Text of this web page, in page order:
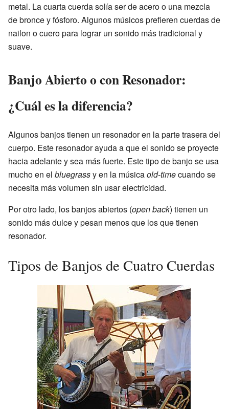
metal. La cuarta cuerda solía ser de acero o una mezcla
de bronce y fósforo. Algunos músicos prefieren cuerdas de
nailon o cuero para lograr un sonido más tradicional y
suave.
Banjo Abierto o con Resonador:
¿Cuál es la diferencia?
Algunos banjos tienen un resonador en la parte trasera del
cuerpo. Este resonador ayuda a que el sonido se proyecte
hacia adelante y sea más fuerte. Este tipo de banjo se usa
mucho en el bluegrassy en la músicaold-timecuando se
necesita más volumen sin usar electricidad.
Por otro lado, los banjos abiertos (open back) tienen un
sonido más dulce y pesan menos que los que tienen
resonador.
Tipos de Banjos de Cuatro Cuerdas